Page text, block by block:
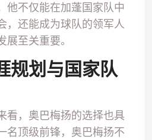
他不仅能在加蓬国家队中
，还能成为球队的领军人
至关重要。
规划与国家队
看，奥巴梅扬的选择也具
名顶级前锋，奥巴梅扬不